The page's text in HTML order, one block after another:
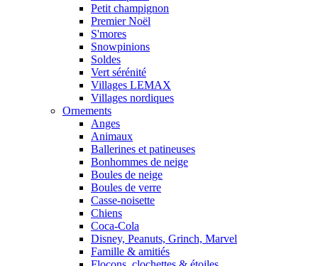
Petit champignon
Premier Noël
S'mores
Snowpinions
Soldes
Vert sérénité
Villages LEMAX
Villages nordiques
Ornements
Anges
Animaux
Ballerines et patineuses
Bonhommes de neige
Boules de neige
Boules de verre
Casse-noisette
Chiens
Coca-Cola
Disney, Peanuts, Grinch, Marvel
Famille & amitiés